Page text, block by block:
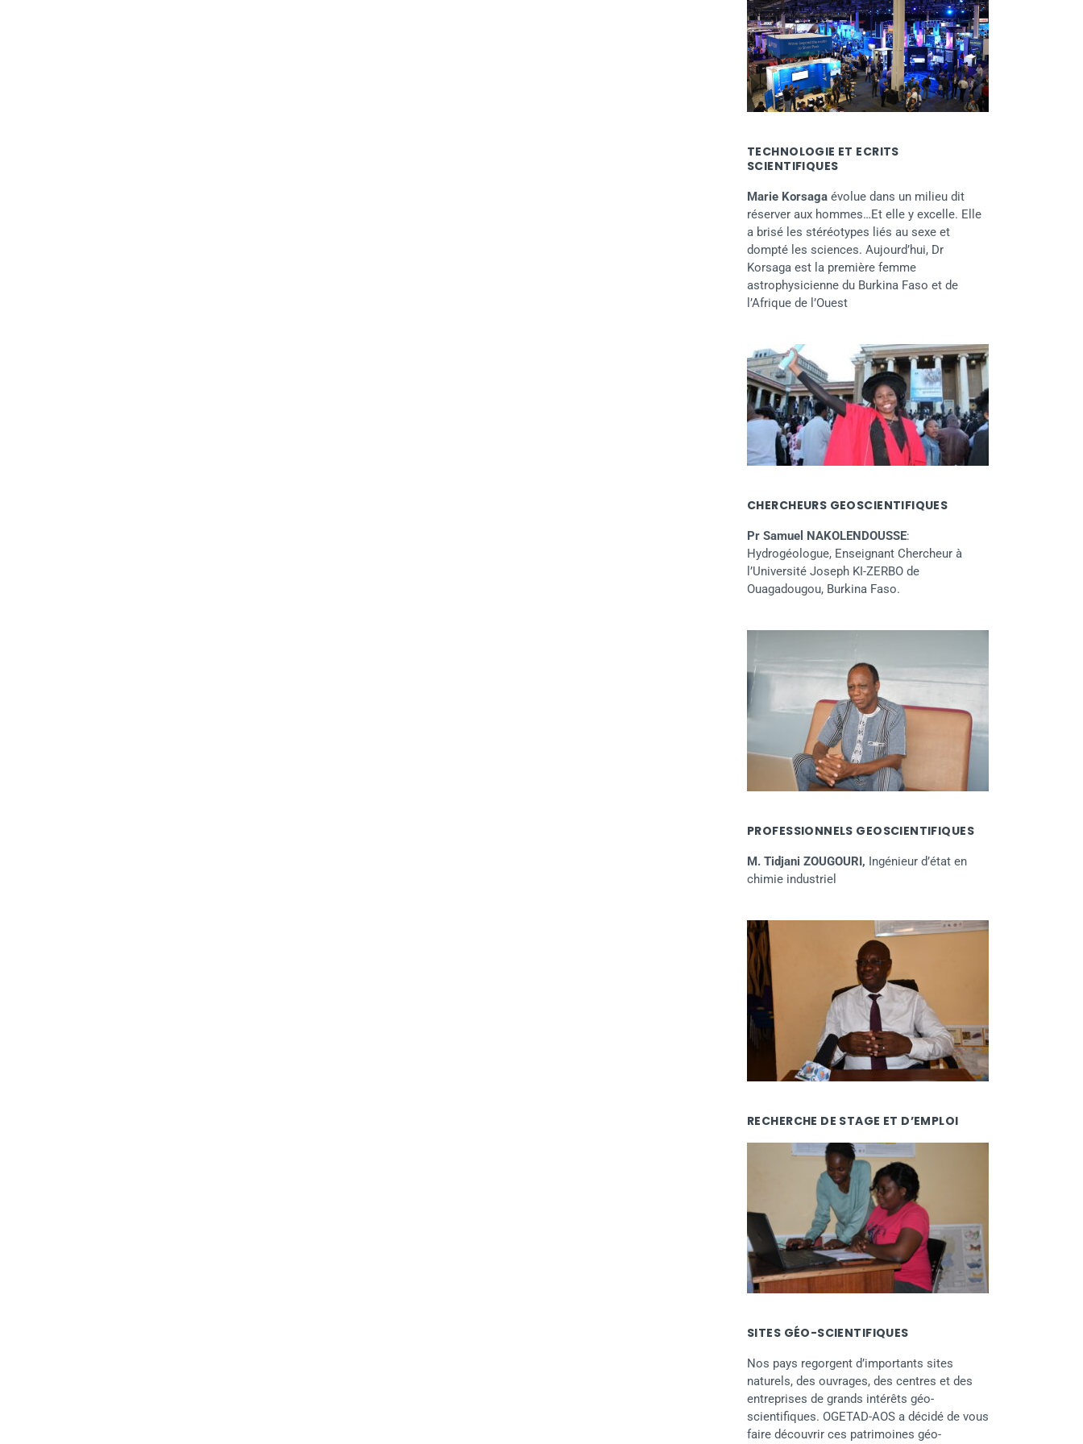
TECHNOLOGIE ET ECRITS
SCIENTIFIQUES
Marie Korsaga évolue dans un milieu dit
réserver aux hommes…Et elle y excelle. Elle
a brisé les stéréotypes liés au sexe et
dompté les sciences. Aujourd’hui, Dr
Korsaga est la première femme
astrophysicienne du Burkina Faso et de
l’Afrique de l’Ouest
CHERCHEURS GEOSCIENTIFIQUES
Pr Samuel NAKOLENDOUSSE:
Hydrogéologue, Enseignant Chercheur à
l’Université Joseph KI-ZERBO de
Ouagadougou, Burkina Faso.
PROFESSIONNELS GEOSCIENTIFIQUES
M. Tidjani ZOUGOURI, Ingénieur d’état en
chimie industriel
RECHERCHE DE STAGE ET D’EMPLOI
SITES GÉO-SCIENTIFIQUES
Nos pays regorgent d’importants sites
naturels, des ouvrages, des centres et des
entreprises de grands intérêts géo-
scientifiques. OGETAD-AOS a décidé de vous
faire découvrir ces patrimoines géo-